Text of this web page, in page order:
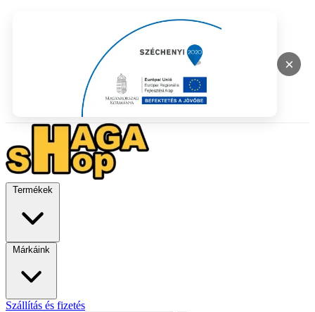
×
Termékek
Márkáink
Szállítás és fizetés